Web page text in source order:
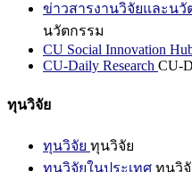
ข่าวสารงานวิจัยและนวั
นวัตกรรม
CU Social Innovation
CU-Daily Research CU-
ทุนวิจัย
ทุนวิจัย ทุนวิจัย
ทุนวิจัยในประเทศ ทุนวิจั